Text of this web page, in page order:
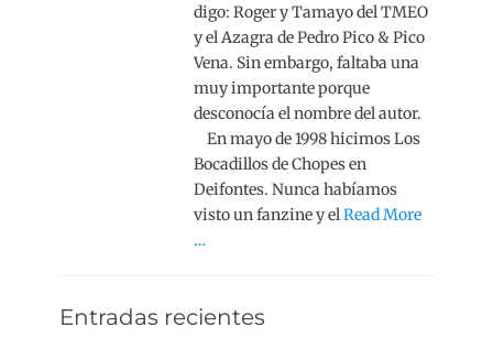
digo: Roger y Tamayo del TMEO
y el Azagra de Pedro Pico & Pico
Vena. Sin embargo, faltaba una
muy importante porque
desconocía el nombre del autor.
En mayo de 1998 hicimos Los
Bocadillos de Chopes en
Deifontes. Nunca habíamos
visto un fanzine y elRead More
…
Entradas recientes